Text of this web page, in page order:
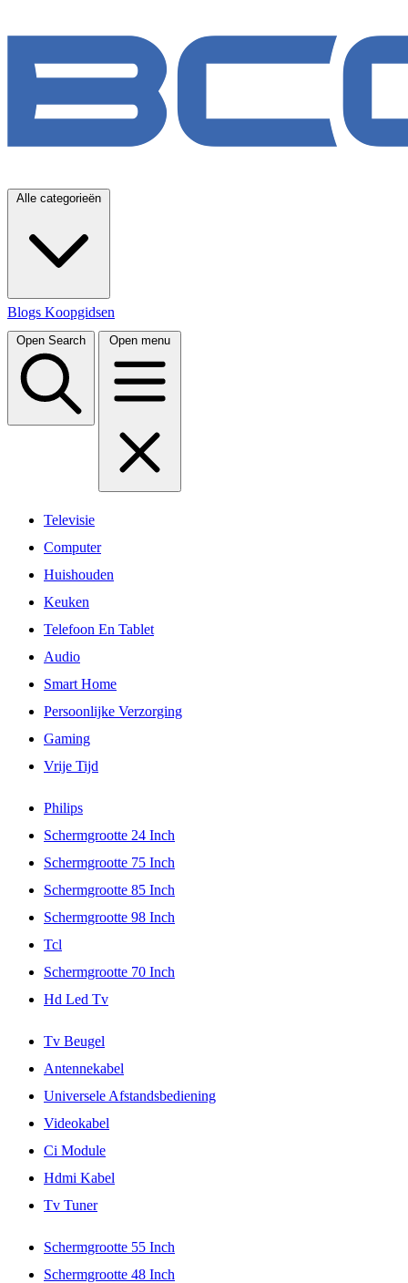
Alle categorieën
Blogs Koopgidsen
Open Search Open menu
Televisie
Computer
Huishouden
Keuken
Telefoon En Tablet
Audio
Smart Home
Persoonlijke Verzorging
Gaming
Vrije Tijd
Philips
Schermgrootte 24 Inch
Schermgrootte 75 Inch
Schermgrootte 85 Inch
Schermgrootte 98 Inch
Tcl
Schermgrootte 70 Inch
Hd Led Tv
Tv Beugel
Antennekabel
Universele Afstandsbediening
Videokabel
Ci Module
Hdmi Kabel
Tv Tuner
Schermgrootte 55 Inch
Schermgrootte 48 Inch